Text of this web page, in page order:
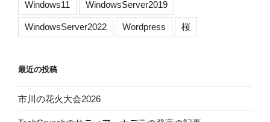
Windows11 WindowsServer2019
WindowsServer2022 Wordpress 桜
最近の投稿
市川の花火大会2026